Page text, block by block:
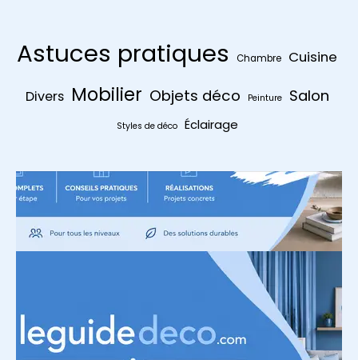
Astuces pratiques Chambre Cuisine
Divers Mobilier Objets déco Peinture Salon
Styles de déco Éclairage